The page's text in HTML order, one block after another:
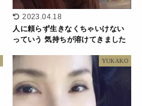
2023.04.18
人に頼らず生きなくちゃいけない
っていう 気持ちが溶けてきました
YUKAKO